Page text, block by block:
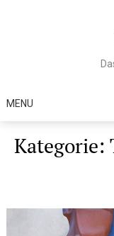
MENU
Kategorie: